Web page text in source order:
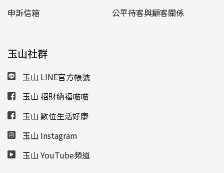
申訴信箱
公平待客與顧客關係
玉山社群
玉山 LINE官方帳號
玉山 招財納福喵喵
玉山 數位生活好康
玉山 Instagram
玉山 YouTube頻道